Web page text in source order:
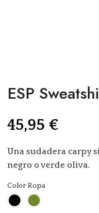
ESP
45,95 €
Una sudadera carpy
negro o verde oliva.
Color Ropa